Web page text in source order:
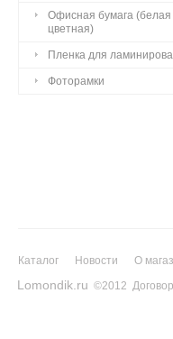
Офисная бумага (белая
цветная)
Пленка для
Фоторамки
Каталог Новости О
Lomondik.ru ©2012